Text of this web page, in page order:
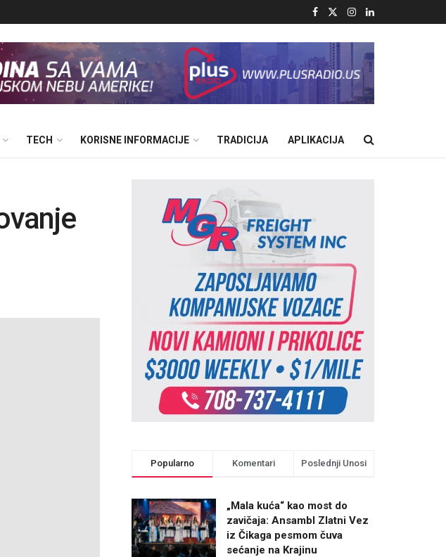
TECH KORISNE INFORMACIJE TRADICIJA APLIKACIJA
Popularno Komentari Poslednji Unosi
„Mala kuća“ kao most do
zavičaja: Ansambl Zlatni Vez
iz Čikaga pesmom čuva
sećanje na Krajinu